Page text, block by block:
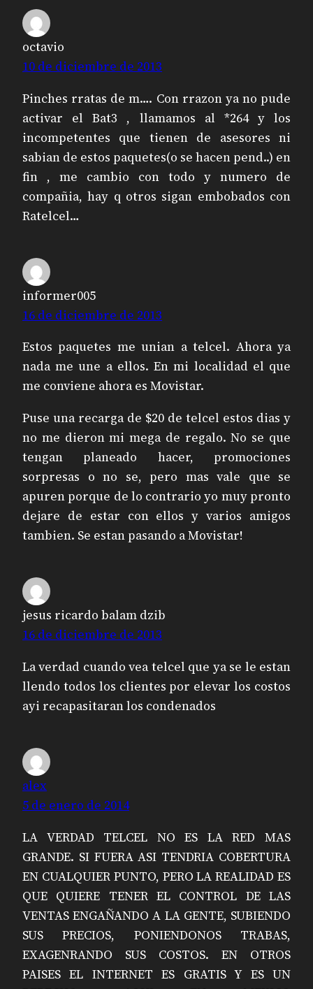
octavio
10 de diciembre de 2013
Pinches rratas de m…. Con rrazon ya no pude
activar el Bat3 , llamamos al *264 y los
incompetentes que tienen de asesores ni
sabian de estos paquetes(o se hacen pend..) en
fin , me cambio con todo y numero de
compañia, hay q otros sigan embobados con
Ratelcel…
informer005
16 de diciembre de 2013
Estos paquetes me unian a telcel. Ahora ya
nada me une a ellos. En mi localidad el que
me conviene ahora es Movistar.
Puse una recarga de $20 de telcel estos dias y
no me dieron mi mega de regalo. No se que
tengan planeado hacer, promociones
sorpresas o no se, pero mas vale que se
apuren porque de lo contrario yo muy pronto
dejare de estar con ellos y varios amigos
tambien. Se estan pasando a Movistar!
jesus ricardo balam dzib
16 de diciembre de 2013
La verdad cuando vea telcel que ya se le estan
llendo todos los clientes por elevar los costos
ayi recapasitaran los condenados
alex
5 de enero de 2014
LA VERDAD TELCEL NO ES LA RED MAS
GRANDE. SI FUERA ASI TENDRIA COBERTURA
EN CUALQUIER PUNTO, PERO LA REALIDAD ES
QUE QUIERE TENER EL CONTROL DE LAS
VENTAS ENGAÑANDO A LA GENTE, SUBIENDO
SUS PRECIOS, PONIENDONOS TRABAS,
EXAGENRANDO SUS COSTOS. EN OTROS
PAISES EL INTERNET ES GRATIS Y ES UN